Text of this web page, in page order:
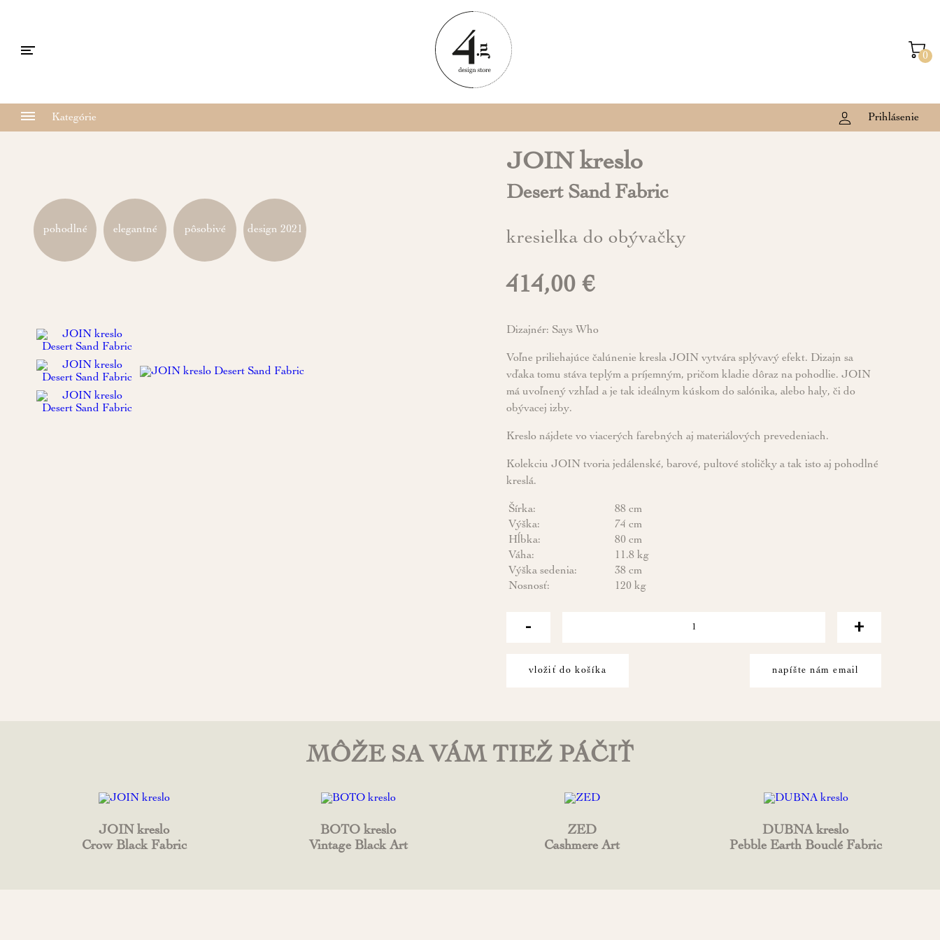
0
Kategórie Prihlásenie
pohodlné elegantné pôsobivé design 2021
JOIN kreslo
Desert Sand Fabric
kresielka do obývačky
414,00 €
Dizajnér: Says Who
Voľne priliehajúce čalúnenie kresla JOIN vytvára splývavý efekt. Dizajn sa
vďaka tomu stáva teplým a príjemným, pričom kladie dôraz na pohodlie. JOIN
má uvoľnený vzhľad a je tak ideálnym kúskom do salónika, alebo haly, či do
obývacej izby.
Kreslo nájdete vo viacerých farebných aj materiálových prevedeniach.
Kolekciu JOIN tvoria jedálenské, barové, pultové stoličky a tak isto aj pohodlné
kreslá.
Šírka:
88 cm
Výška:
74 cm
Hĺbka:
80 cm
Váha:
11.8 kg
Výška sedenia:
38 cm
Nosnosť:
120 kg
- +
vložiť do košíka napíšte nám email
MÔŽE SA VÁM TIEŽ PÁČIŤ
JOIN kreslo
Crow Black Fabric
BOTO kreslo
Vintage Black Art
ZED
Cashmere Art
DUBNA kreslo
Pebble Earth Bouclé Fabric